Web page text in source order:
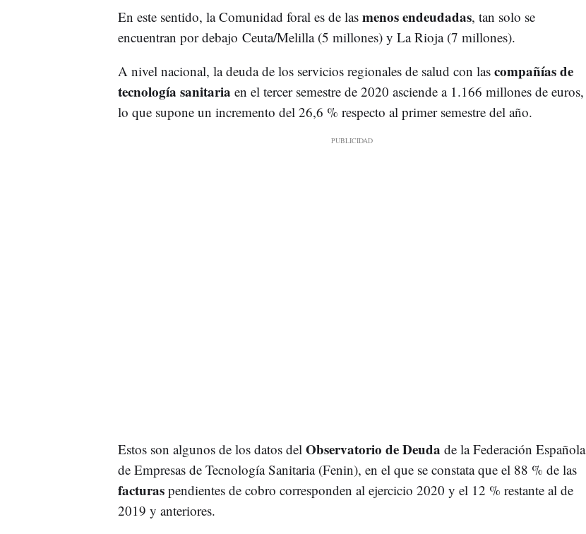
En este sentido, la Comunidad foral es de las menos endeudadas, tan solo se
encuentran por debajo Ceuta/Melilla (5 millones) y La Rioja (7 millones).
A nivel nacional, la deuda de los servicios regionales de salud con las compañías de
tecnología sanitaria en el tercer semestre de 2020 asciende a 1.166 millones de euros,
lo que supone un incremento del 26,6 % respecto al primer semestre del año.
Estos son algunos de los datos del Observatorio de Deuda de la Federación Española
de Empresas de Tecnología Sanitaria (Fenin), en el que se constata que el 88 % de las
facturas pendientes de cobro corresponden al ejercicio 2020 y el 12 % restante al de
2019 y anteriores.